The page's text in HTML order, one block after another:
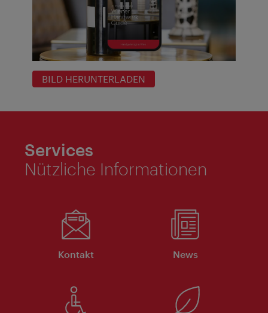
BILD HERUNTERLADEN
Services
Nützliche Informationen
Kontakt News